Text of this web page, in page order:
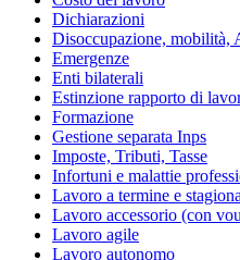
Dichiarazioni
Disoccupazione, mobilità,
Emergenze
Enti bilaterali
Estinzione rapporto di
Formazione
Gestione separata Inps
Imposte, Tributi, Tasse
Infortuni e malattie
Lavoro a termine e
Lavoro accessorio (con
Lavoro agile
Lavoro autonomo